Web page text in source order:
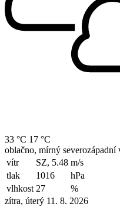
33 °C 17 °C
oblačno, mírný severozápadní
vítr
SZ, 5.48 m/s
tlak
1016
hPa
vlhkost 27
%
zítra, úterý 11. 8. 2026